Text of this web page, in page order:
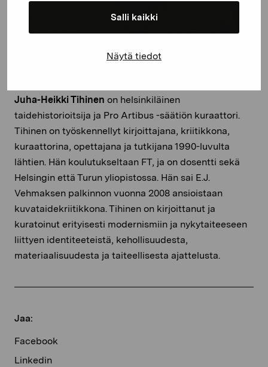
Salli kaikki
Näytä tiedot
Jaa:
Facebook
Linkedin
Juha-Heikki Tihinen on helsinkiläinen
taidehistorioitsija ja Pro Artibus -säätiön kuraattori.
Tihinen on työskennellyt kirjoittajana, kriitikkona,
kuraattorina, opettajana ja tutkijana 1990-luvulta
lähtien. Hän koulutukseltaan FT, ja on dosentti sekä
Helsingin että Turun yliopistossa. Hän sai E.J.
Vehmaksen palkinnon vuonna 2008 ansioistaan
kuvataidekriitikkona. Tihinen on kirjoittanut ja
kuratoinut erityisesti modernismiin ja nykytaiteeseen
liittyen identiteeteistä, kehollisuudesta,
materiaalisuudesta ja taiteellisesta ajattelusta.